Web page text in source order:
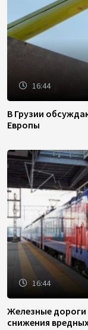
16:44
В Грузии
Европы
16:44
Железные дороги
снижения